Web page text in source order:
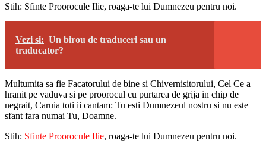
Stih: Sfinte Proorocule Ilie, roaga-te lui Dumnezeu pentru noi.
Vezi si: Un birou de traduceri sau un
traducator?
Multumita sa fie Facatorului de bine si Chivernisitorului, Cel Ce a
hranit pe vaduva si pe proorocul cu purtarea de grija in chip de
negrait, Caruia toti ii cantam: Tu esti Dumnezeul nostru si nu este
sfant fara numai Tu, Doamne.
Stih: Sfinte Proorocule Ilie, roaga-te lui Dumnezeu pentru noi.